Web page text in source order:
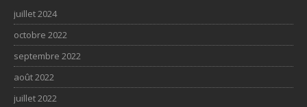
juillet 2024
octobre 2022
septembre 2022
août 2022
juillet 2022